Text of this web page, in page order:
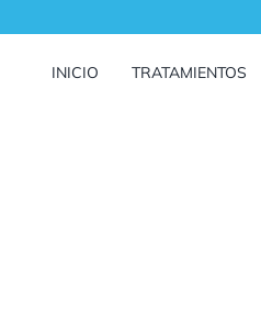
INICIO TRATAMIENTOS